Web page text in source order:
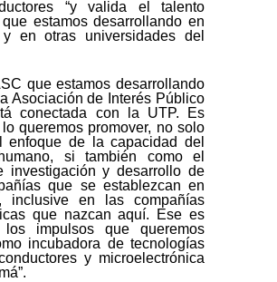
“y valida el talento
estamos desarrollando en
en otras universidades del
que estamos desarrollando
Asociación de Interés Público
conectada con la UTP. Es
queremos promover, no solo
enfoque de la capacidad del
si también como el
investigación y desarrollo de
que se establezcan en
inclusive en las compañías
que nazcan aquí. Ese es
impulsos que queremos
incubadora de tecnologías
y microelectrónica